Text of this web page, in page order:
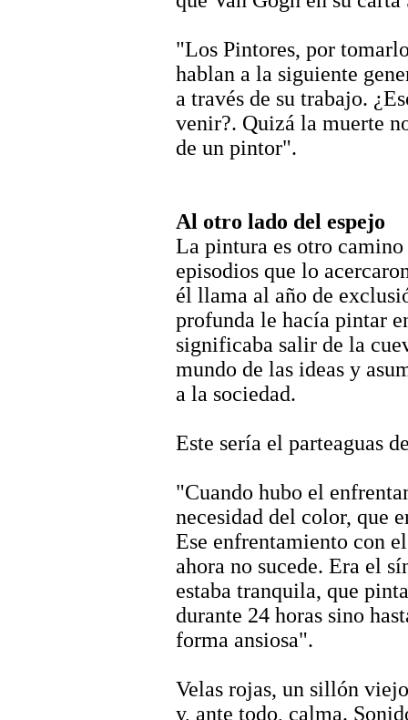
"Los Pintores, por
hablan a la siguiente
a través de su trabajo.
venir?. Quizá la muerte
de un pintor".
Al otro lado del espejo
La pintura es otro
episodios que lo
él llama al año de
profunda le hacía pintar
significaba salir de la
mundo de las ideas y
a la sociedad.
Este sería el parteaguas
"Cuando hubo el
necesidad del color, que
Ese enfrentamiento con
ahora no sucede. Era el
estaba tranquila, que
durante 24 horas sino
forma ansiosa".
Velas rojas, un sillón
y, ante todo, calma.